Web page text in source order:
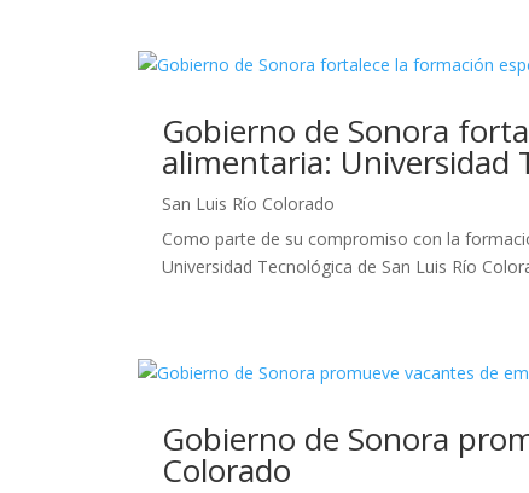
Gobierno de Sonora
alimentaria: Universidad
San Luis Río Colorado
Como parte de su compromiso con la
Universidad Tecnológica de San Luis Río
Gobierno de Sonora
Colorado